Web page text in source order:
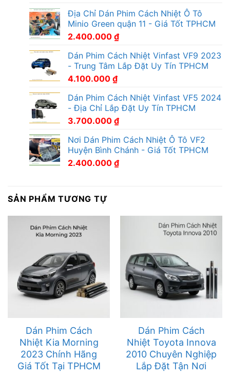
Địa Chỉ Dán Phim Cách Nhiệt Ô Tô
Minio Green quận 11 - Giá Tốt TPHCM
2.400.000 ₫
Dán Phim Cách Nhiệt Vinfast VF9 2023
- Trung Tâm Lắp Đặt Uy Tín TPHCM
4.100.000 ₫
Dán Phim Cách Nhiệt Vinfast VF5 2024
- Địa Chỉ Lắp Đặt Uy Tín TPHCM
3.700.000 ₫
Nơi Dán Phim Cách Nhiệt Ô Tô VF2
Huyện Bình Chánh - Giá Tốt TPHCM
2.400.000 ₫
SẢN PHẨM TƯƠNG TỰ
Dán Phim Cách
Nhiệt Kia Morning
2023 Chính Hãng
Giá Tốt Tại TPHCM
Dán Phim Cách
Nhiệt Toyota Innova
2010 Chuyên Nghiệp
Lắp Đặt Tận Nơi